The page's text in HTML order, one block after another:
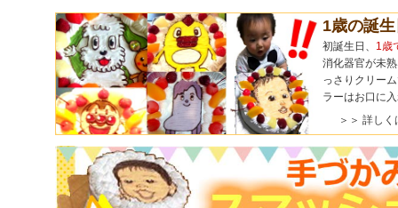
1歳の誕
初誕生日、 1歳
消化器官が未
っさりクリー
ラーはお口に
＞＞ 詳しく